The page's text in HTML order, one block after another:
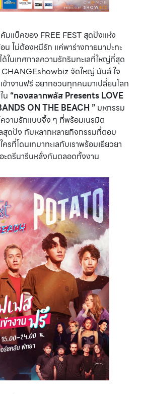
แบ็คของ FREE FEST สุดปังแห่ง
ไม่ต้องหนีรัก แค่พาร่างกายมาปะทะ
ในเทศกาลความรักริมทะเลที่ใหญ่ที่สุด
CHANGEshowbiz จัดใหญ่ มันส์ ใจ
างานฟรี อยากชวนทุกคนมาเปลี่ยนโลก
น “กองสลากพลัส Presents LOVE
ON THE BEACH ” มหกรรม
วามรักแบบจึ้ง ๆ ที่พร้อมเนรมิต
สุดปัง กับหลากหลายกิจกรรมที่ตอบ
รที่โดนเทมาทะเลกับเราพร้อมเยียวยา
ดรีนารีนหลั่งกันตลอดทั้งงาน